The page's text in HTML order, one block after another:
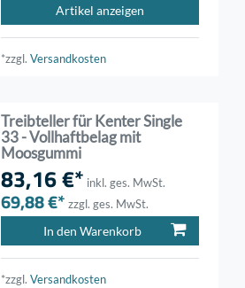
Artikel anzeigen
*zzgl.Versandkosten
Treibteller für Kenter Single
33 - Vollhaftbelag mit
Moosgummi
83,16 €* inkl. ges. MwSt.
69,88 €* zzgl. ges. MwSt.
In den Warenkorb
*zzgl.Versandkosten